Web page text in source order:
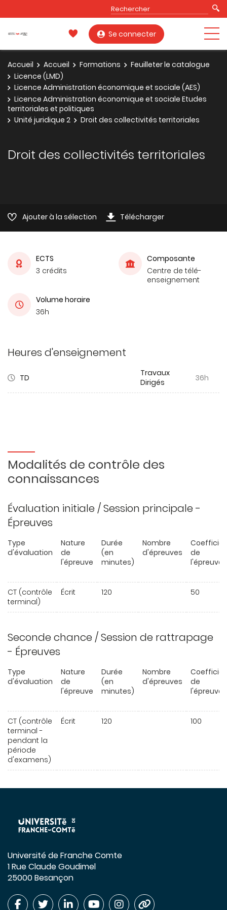
Se connecter
Accueil Accueil Formations
Feuilleter le catalogue
Licence (LMD)
Licence Administration économique et sociale (AES)
Licence Administration économique et sociale Etudes
territoriales et politiques
Unité juridique 2
Droit des collectivités territoriales
Droit des collectivités territoriales
Ajouter à la sélection Télécharger
ECTS
3 crédits
Composante
Centre de télé-
enseignement
Volume horaire
36h
Heures d'enseignement
TD
Travaux
Dirigés
36h
Modalités de contrôle des
connaissances
Évaluation initiale / Session principale -
Épreuves
Type
d'évaluation
Nature
de
l'épreuve
Durée
(en
minutes)
Nombre
d'épreuves
de
l'épreuve
CT (contrôle
terminal)
Écrit 120 50
Seconde chance / Session de rattrapage
- Épreuves
Type
d'évaluation
Nature
de
l'épreuve
Durée
(en
minutes)
Nombre
d'épreuves
de
l'épreuve
CT (contrôle
terminal -
pendant la
période
d'examens)
Écrit 120 100
Université de Franche Comte
1 Rue Claude Goudimel
25000 Besançon